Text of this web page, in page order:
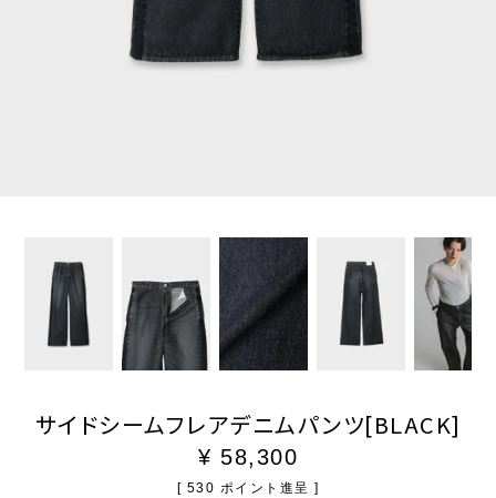
サイドシームフレアデニムパンツ[BLACK]
¥ 58,300
[ 530 ポイント進呈 ]